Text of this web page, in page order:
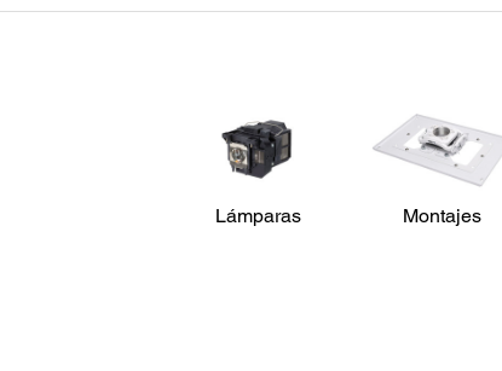
NTSC/NTSC4.43/PAL/M-PAL/N-PAL/PAL60/SECAM
Interfaces:
USB (Type A)
Computer 1
Computer 2
Lámparas Montajes